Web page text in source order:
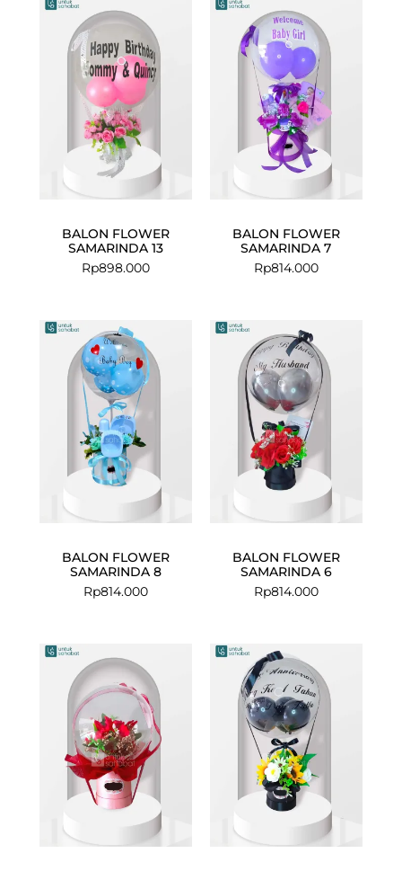
BALON FLOWER
SAMARINDA 13
Rp898.000
BALON FLOWER
SAMARINDA 7
Rp814.000
BALON FLOWER
SAMARINDA 8
Rp814.000
BALON FLOWER
SAMARINDA 6
Rp814.000